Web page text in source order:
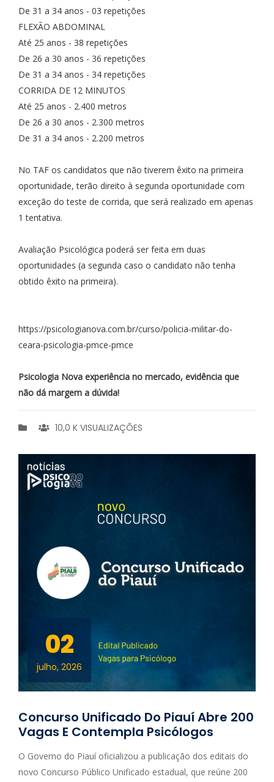
De 31 a 34 anos - 03 repetições
FLEXÃO ABDOMINAL
Até 25 anos - 38 repetições
De 26 a 30 anos - 36 repetições
De 31 a 34 anos - 34 repetições
CORRIDA DE 12 MINUTOS
Até 25 anos - 2.400 metros
De 26 a 30 anos - 2.300 metros
De 31 a 34 anos - 2.200 metros
No TAF os candidatos que não tiverem êxito na primeira
oportunidade, terão direito à segunda oportunidade com
exceção do teste de corrida, que será realizado em apenas
1 tentativa.
Avaliação Psicológica poderá ser feita em duas
oportunidades (a segunda caso o candidato não tenha
obtido êxito na primeira).
https://psicologianova.com.br/curso/policia-militar-do-
ceara-psicologia-pmce-pmce
Psicologia Nova experiência no mercado, evidência que
não dá margem a dúvida!
10,0 K VISUALIZAÇÕES
02
julho, 2026
Concurso Unificado Do Piauí Abre 200
Vagas E Contempla Psicólogos
O Governo do Piauí oficializou a publicação dos editais do
novo Concurso Público Unificado estadual, que reúne 200